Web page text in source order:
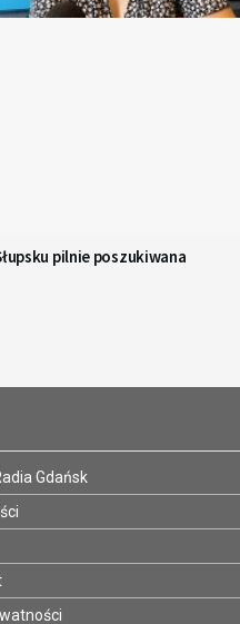
pilnie poszukiwana
Gdańsk